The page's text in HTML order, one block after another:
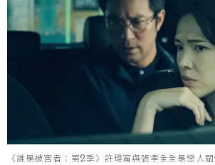
《誰是被害者：第2季》許瑋甯與張孝全全是戀人